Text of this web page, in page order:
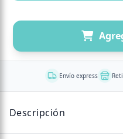
Envío express
Descripción